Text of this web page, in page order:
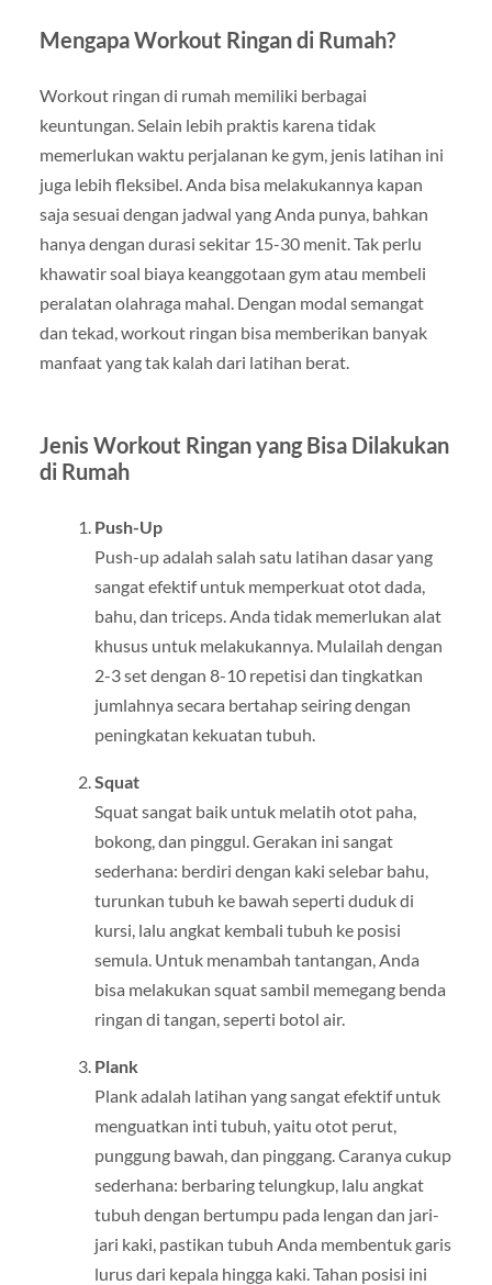
Mengapa Workout Ringan di Rumah?
Workout ringan di rumah memiliki berbagai
keuntungan. Selain lebih praktis karena tidak
memerlukan waktu perjalanan ke gym, jenis latihan ini
juga lebih fleksibel. Anda bisa melakukannya kapan
saja sesuai dengan jadwal yang Anda punya, bahkan
hanya dengan durasi sekitar 15-30 menit. Tak perlu
khawatir soal biaya keanggotaan gym atau membeli
peralatan olahraga mahal. Dengan modal semangat
dan tekad, workout ringan bisa memberikan banyak
manfaat yang tak kalah dari latihan berat.
Jenis Workout Ringan yang Bisa Dilakukan
di Rumah
Push-Up
Push-up adalah salah satu latihan dasar yang
sangat efektif untuk memperkuat otot dada,
bahu, dan triceps. Anda tidak memerlukan alat
khusus untuk melakukannya. Mulailah dengan
2-3 set dengan 8-10 repetisi dan tingkatkan
jumlahnya secara bertahap seiring dengan
peningkatan kekuatan tubuh.
Squat
Squat sangat baik untuk melatih otot paha,
bokong, dan pinggul. Gerakan ini sangat
sederhana: berdiri dengan kaki selebar bahu,
turunkan tubuh ke bawah seperti duduk di
kursi, lalu angkat kembali tubuh ke posisi
semula. Untuk menambah tantangan, Anda
bisa melakukan squat sambil memegang benda
ringan di tangan, seperti botol air.
Plank
Plank adalah latihan yang sangat efektif untuk
menguatkan inti tubuh, yaitu otot perut,
punggung bawah, dan pinggang. Caranya cukup
sederhana: berbaring telungkup, lalu angkat
tubuh dengan bertumpu pada lengan dan jari-
jari kaki, pastikan tubuh Anda membentuk garis
lurus dari kepala hingga kaki. Tahan posisi ini